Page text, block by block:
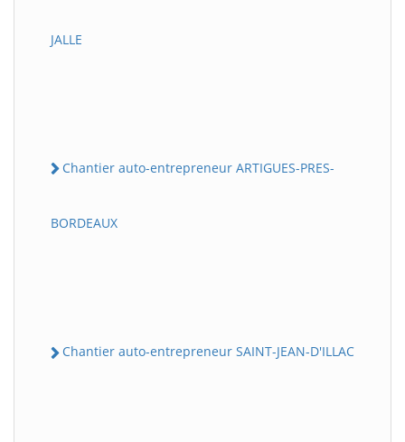
JALLE
Chantier auto-entrepreneur ARTIGUES-PRES-
BORDEAUX
Chantier auto-entrepreneur SAINT-JEAN-D'ILLAC